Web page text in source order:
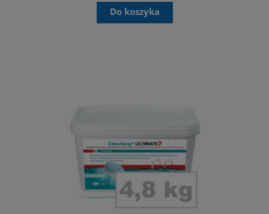
Do koszyka